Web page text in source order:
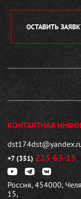
ОСТАВИТЬ
КОНТАКТНАЯ
+7 (351) 223-63-15
Россия, 454000,
15,